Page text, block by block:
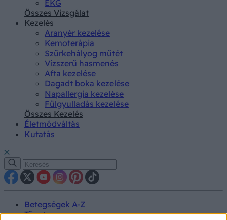
EKG
Összes Vizsgálat
Kezelés
Aranyér kezelése
Kemoterápia
Szürkehályog műtét
Vízszerű hasmenés
Afta kezelése
Dagadt boka kezelése
Napallergia kezelése
Fülgyulladás kezelése
Összes Kezelés
Életmódváltás
Kutatás
Betegségek A-Z
Tünet